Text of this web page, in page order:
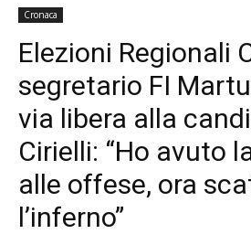
Cronaca
Elezioni Regionali
segretario FI
via libera alla
Cirielli: “Ho avuto
alle offese, ora
l’inferno”